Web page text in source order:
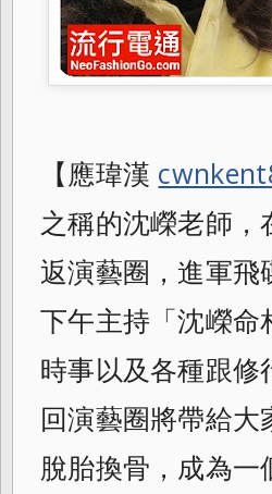
【應瑋漢
之稱的沈嶸老師
返演藝圈，進軍
下午主持「沈嶸
時事以及各種跟
回演藝圈將帶給
脫胎換骨，成為